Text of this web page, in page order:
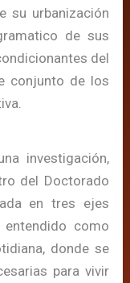
su urbanización
de sus
del
conjunto de los
investigación,
del Doctorado
en tres ejes
entendido como
donde se
para vivir